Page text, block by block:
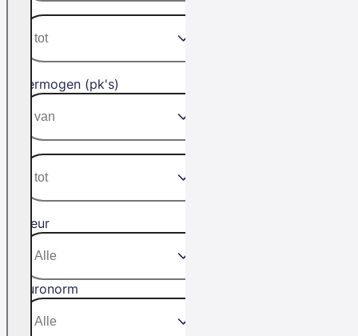
Vermogen (pk's)
Kleur
Euronorm